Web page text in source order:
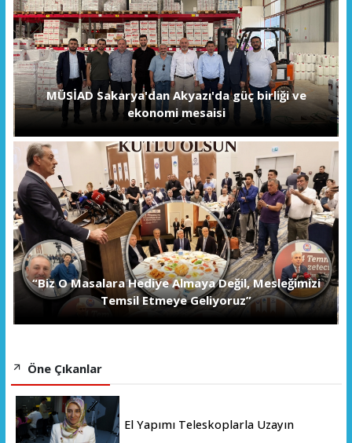
MÜSİAD Sakarya'dan Akyazı'da güç birliği ve
ekonomi mesaisi
“Biz O Masalara Hediye Almaya Değil, Mesleğimizi
Temsil Etmeye Geliyoruz”
Öne Çıkanlar
El Yapımı Teleskoplarla Uzayın